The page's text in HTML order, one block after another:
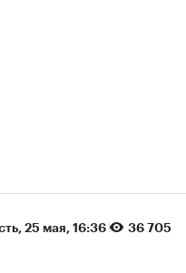
⁠, 25 мая, 16:36
36 705